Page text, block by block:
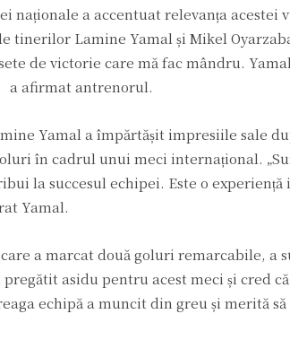
naționale a accentuat relevanța
tinerilor Lamine Yamal și Mikel
de victorie care mă fac mândru.
a afirmat antrenorul.
Yamal a împărtășit impresiile sale
în cadrul unui meci internațional.
la succesul echipei. Este o
Yamal.
a marcat două goluri remarcabile,
asidu pentru acest meci și cred
echipă a muncit din greu și merită